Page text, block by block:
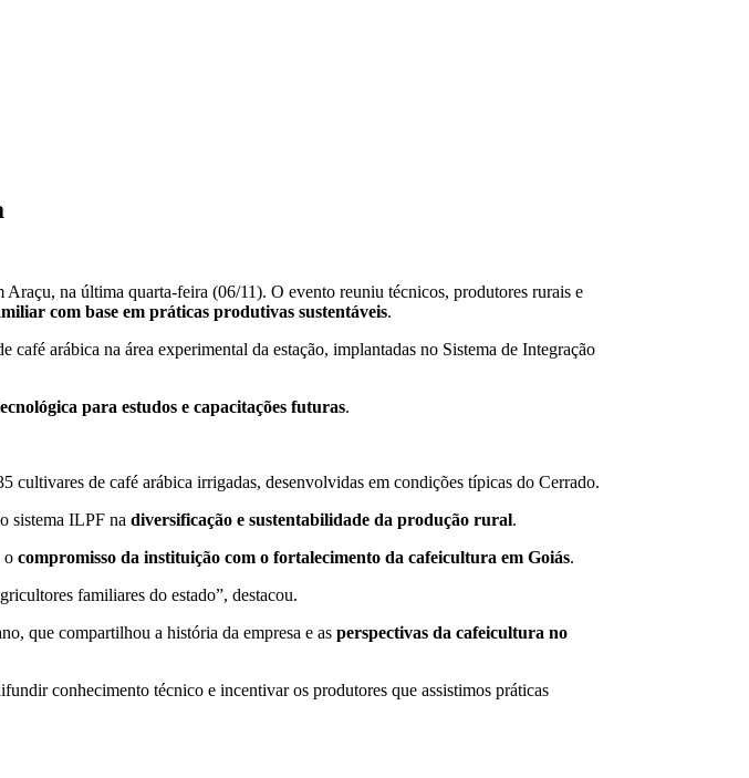
na última quarta-feira (06/11). O evento reuniu técnicos, produtores rurais e
com base em práticas produtivas sustentáveis.
arábica na área experimental da estação, implantadas no Sistema de Integração
para estudos e capacitações futuras.
cultivares de café arábica irrigadas, desenvolvidas em condições típicas do Cerrado.
sistema ILPF nadiversificação e sustentabilidade da produção rural.
ocompromisso da instituição com o fortalecimento da cafeicultura em Goiás.
familiares do estado”, destacou.
que compartilhou a história da empresa e asperspectivas da cafeicultura no
conhecimento técnico e incentivar os produtores que assistimos práticas